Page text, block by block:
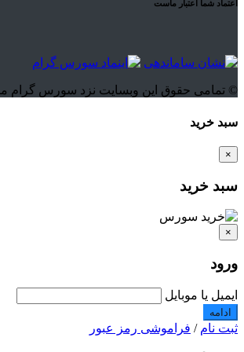
اعتماد شما اعتبار ماست
© تمامی حقوق این وبسایت نزد سورس گرام محفوظ بوده و
سبد خرید
×
سبد خرید
×
ورود
ایمیل یا موبایل
ادامه
ثبت نام / فراموشی رمز عبور